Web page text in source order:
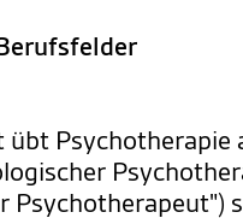
übt Psychotherapie
Psychotherapeut")